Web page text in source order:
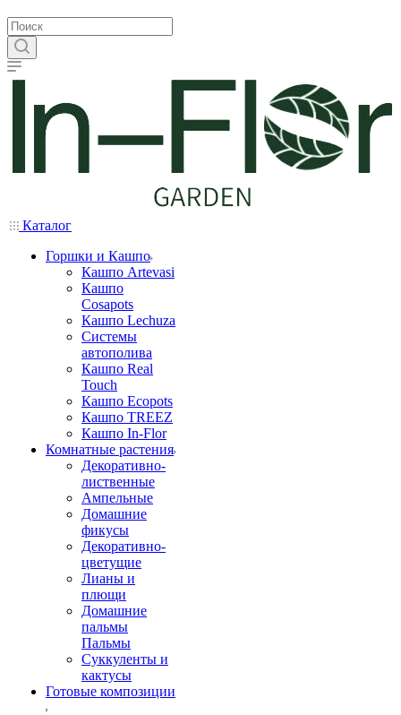
Каталог
Горшки и Кашпо
Кашпо Artevasi
Кашпо
Cosapots
Кашпо Lechuza
Системы
автополива
Кашпо Real
Touch
Кашпо Ecopots
Кашпо TREEZ
Кашпо In-Flor
Комнатные растения
Декоративно-
лиственные
Ампельные
Домашние
фикусы
Декоративно-
цветущие
Лианы и
плющи
Домашние
пальмы
Пальмы
Суккуленты и
кактусы
Готовые композиции